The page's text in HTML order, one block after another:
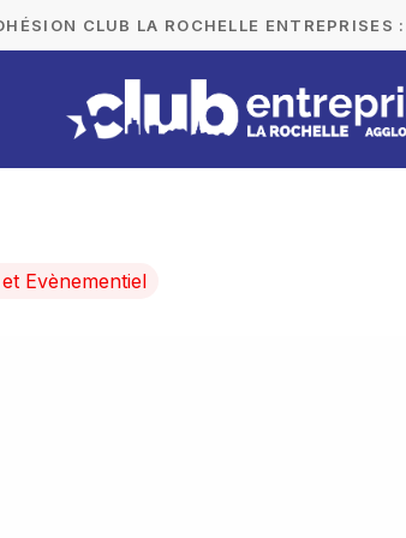
CLUB LA ROCHELLE ENTREPRISES
Evènementiel